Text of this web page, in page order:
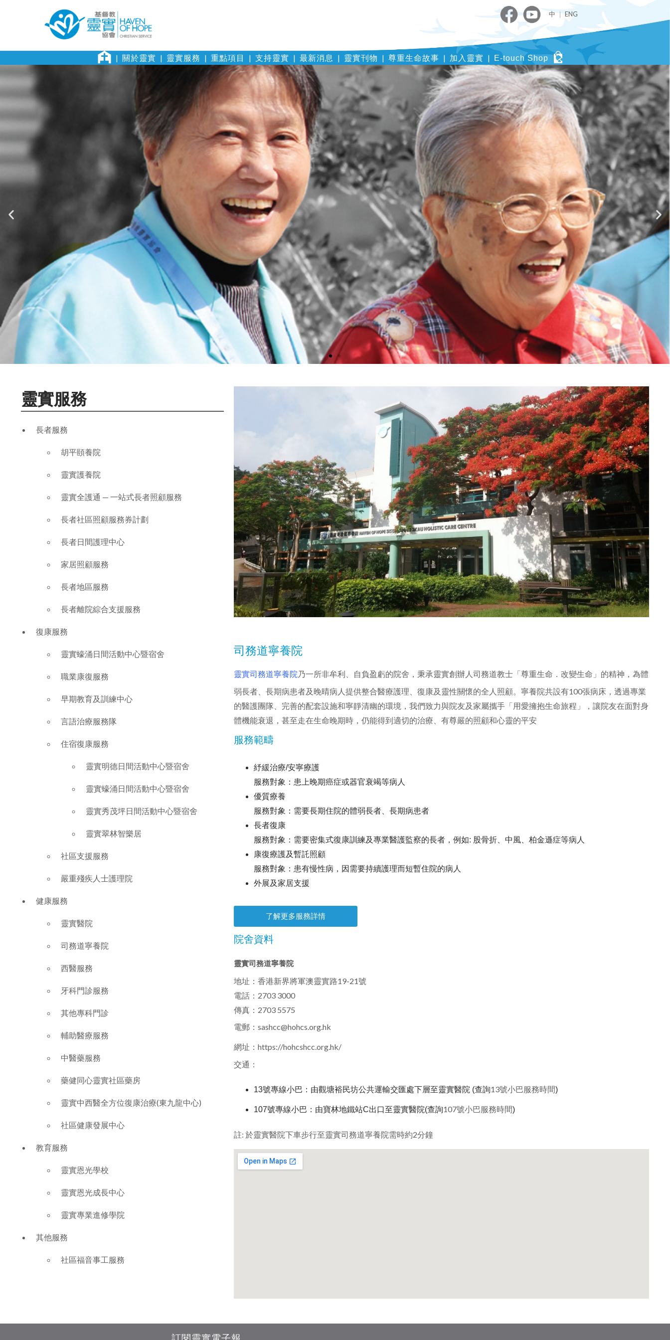
中｜ENG
關於靈實 靈實服務 重點項目 支持靈實 最新消息 靈實刊物 尊重生命故事 加入靈實 E-touch Shop
靈實服務
長者服務
胡平頤養院
靈實護養院
靈實全護通 — 一站式長者照顧服務
長者社區照顧服務券計劃
長者日間護理中心
家居照顧服務
長者地區服務
長者離院綜合支援服務
復康服務
靈實蠔涌日間活動中心暨宿舍
職業康復服務
早期教育及訓練中心
言語治療服務隊
住宿復康服務
靈實明德日間活動中心暨宿舍
靈實蠔涌日間活動中心暨宿舍
靈實秀茂坪日間活動中心暨宿舍
靈實翠林智樂居
社區支援服務
嚴重殘疾人士護理院
健康服務
靈實醫院
司務道寧養院
西醫服務
牙科門診服務
其他專科門診
輔助醫療服務
中醫藥服務
藥健同心靈實社區藥房
靈實中西醫全方位復康治療(東九龍中心)
社區健康發展中心
教育服務
靈實恩光學校
靈實恩光成長中心
靈實專業進修學院
其他服務
社區福音事工服務
司務道寧養院
靈實司務道寧養院乃一所非牟利、自負盈虧的院舍，秉承靈實創辦人司務道教士「尊重生命．改變生命」的精神，為體
弱長者、長期病患者及晚晴病人提供整合醫療護理、復康及靈性關懷的全人照顧。寧養院共設有100張病床，透過專業
的醫護團隊、完善的配套設施和寧靜清幽的環境，我們致力與院友及家屬攜手「用愛擁抱生命旅程」，讓院友在面對身
體機能衰退，甚至走在生命晚期時，仍能得到適切的治療、有尊嚴的照顧和心靈的平安
服務範疇
紓緩治療/安寧療護
服務對象：患上晚期癌症或器官衰竭等病人
優質療養
服務對象：需要長期住院的體弱長者、長期病患者
長者復康
服務對象：需要密集式復康訓練及專業醫護監察的長者，例如: 股骨折、中風、柏金遜症等病人
康復療護及暫託照顧
服務對象：患有慢性病，因需要持續護理而短暫住院的病人
外展及家居支援
了解更多服務詳情
院舍資料
靈實司務道寧養院
地址：香港新界將軍澳靈實路19-21號
電話：2703 3000
傳真：2703 5575
電郵： sashcc@hohcs.org.hk
網址： https://hohcshcc.org.hk/
交通：
13號專線小巴：由觀塘裕民坊公共運輸交匯處下層至靈實醫院 (查詢13號小巴服務時間)
107號專線小巴：由寶林地鐵站C出口至靈實醫院(查詢107號小巴服務時間)
註: 於靈實醫院下車步行至靈實司務道寧養院需時約2分鐘